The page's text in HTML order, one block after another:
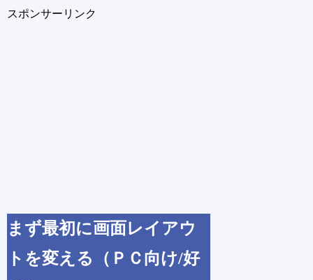
スポンサーリンク
まず最初に画面レイアウ
トを変える（ＰＣ向け/好